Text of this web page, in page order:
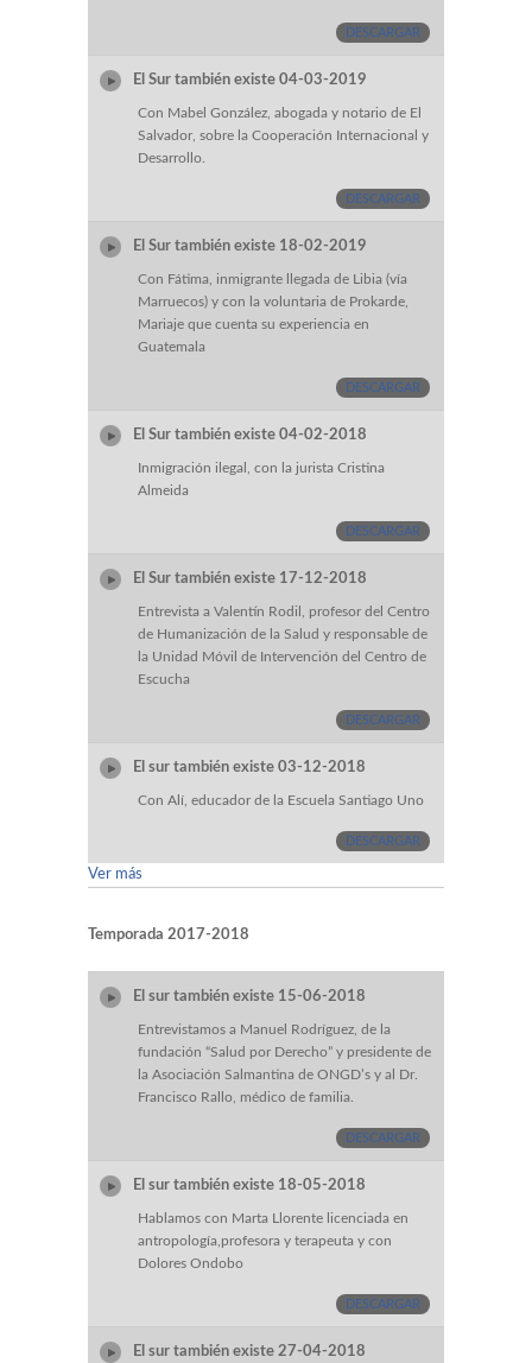
DESCARGAR
El Sur también existe 04-03-2019
Con Mabel González, abogada y notario de El
Salvador, sobre la Cooperación Internacional y
Desarrollo.
DESCARGAR
El Sur también existe 18-02-2019
Con Fátima, inmigrante llegada de Libia (vía
Marruecos) y con la voluntaria de Prokarde,
Mariaje que cuenta su experiencia en
Guatemala
DESCARGAR
El Sur también existe 04-02-2018
Inmigración ilegal, con la jurista Cristina
Almeida
DESCARGAR
El Sur también existe 17-12-2018
Entrevista a Valentín Rodil, profesor del Centro
de Humanización de la Salud y responsable de
la Unidad Móvil de Intervención del Centro de
Escucha
DESCARGAR
El sur también existe 03-12-2018
Con Alí, educador de la Escuela Santiago Uno
DESCARGAR
Ver más
Temporada 2017-2018
El sur también existe 15-06-2018
Entrevistamos a Manuel Rodríguez, de la
fundación “Salud por Derecho” y presidente de
la Asociación Salmantina de ONGD’s y al Dr.
Francisco Rallo, médico de familia.
DESCARGAR
El sur también existe 18-05-2018
Hablamos con Marta Llorente licenciada en
antropología,profesora y terapeuta y con
Dolores Ondobo
DESCARGAR
El sur también existe 27-04-2018